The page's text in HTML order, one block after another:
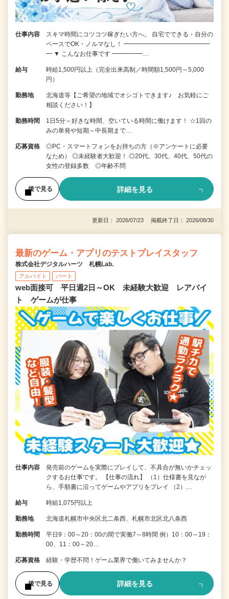
仕事内容
スキマ時間にコツコツ稼ぎたい方へ。 自宅でできる・自分の
ペースでOK・ノルマなし！ ━━━━━━━━━━━━━━
━ ▼ こんなお仕事です ━━━━━…
給与
時給1,500円以上（完全出来高制／時間額1,500円～5,000
円）
勤務地
北海道等【ご希望の地域でオシゴトできます♪ お気軽にご
相談ください！】
勤務時間
1日5分～好きな時間、空いている時間に働けます！ ☆1回の
みの単発や短期～中長期まで…
応募資格
◎PC・スマートフォンをお持ちの方（※アンケートに必要
なため） ◎未経験者大歓迎！ ◎20代、30代、40代、50代の
女性の登録多数 ◎年齢不問
後で見る 詳細を見る
更新日： 2026/07/23 掲載終了日： 2026/08/30
最新のゲーム・アプリのテストプレイスタッフ
株式会社デジタルハーツ 札幌Lab.
アルバイト パート
web面接可 平日週2日～OK 未経験大歓迎 レアバイ
ト ゲームが仕事
仕事内容
発売前のゲームを実際にプレイして、不具合が無いかチェッ
クするお仕事です。 【仕事の流れ】 （1）仕様書を見なが
ら、手順書に沿ってゲームやアプリをプレイ （2）…
給与 時給1,075円以上
勤務地 北海道札幌市中央区北二条西、札幌市北区北八条西
勤務時間
平日9：00～20：00の間で実働7～8時間 例）10：00～19：
00、11：00～20…
応募資格 経験・学歴不問！ゲーム業界で働いてみませんか？
後で見る 詳細を見る